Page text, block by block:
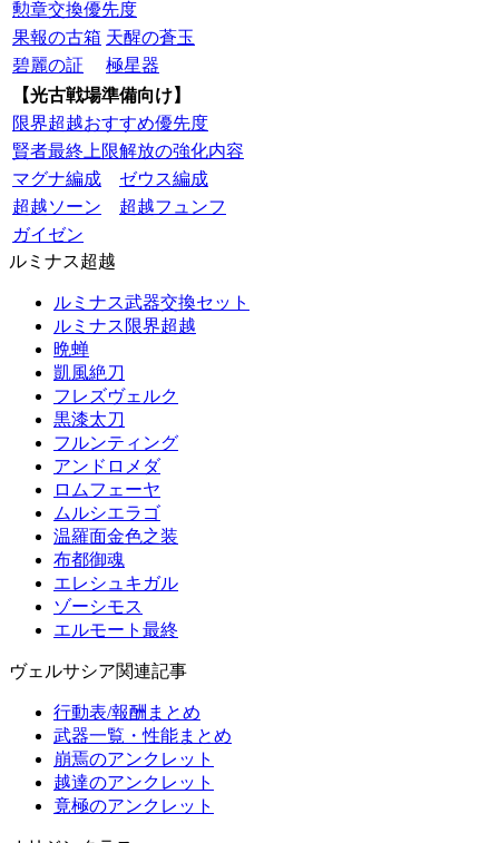
勲章交換優先度
果報の古箱 天醒の蒼玉
碧麗の証
極星器
【光古戦場準備向け】
限界超越おすすめ優先度
賢者最終上限解放の強化内容
マグナ編成
ゼウス編成
超越ソーン
超越フュンフ
ガイゼン
ルミナス超越
ルミナス武器交換セット
ルミナス限界超越
晩蝉
凱風絶刀
フレズヴェルク
黒漆太刀
フルンティング
アンドロメダ
ロムフェーヤ
ムルシエラゴ
温羅面金色之装
布都御魂
エレシュキガル
ゾーシモス
エルモート最終
ヴェルサシア関連記事
行動表/報酬まとめ
武器一覧・性能まとめ
崩焉のアンクレット
越達のアンクレット
竟極のアンクレット